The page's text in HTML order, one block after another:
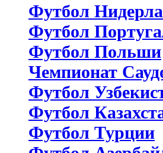
Футбол
Футбол
Футбол Польши
Чемпионат
Футбол
Футбол
Футбол Турции